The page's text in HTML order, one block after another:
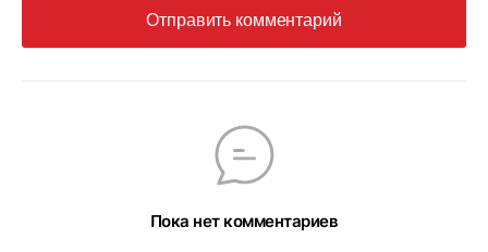
Отправить комментарий
Пока нет комментариев